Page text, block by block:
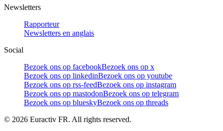
Newsletters
Rapporteur
Newsletters en anglais
Social
Bezoek ons op facebookBezoek ons op x
Bezoek ons op linkedinBezoek ons op youtube
Bezoek ons op rss-feedBezoek ons op instagram
Bezoek ons op mastodonBezoek ons op telegram
Bezoek ons op blueskyBezoek ons op threads
© 2026 Euractiv FR. All rights reserved.